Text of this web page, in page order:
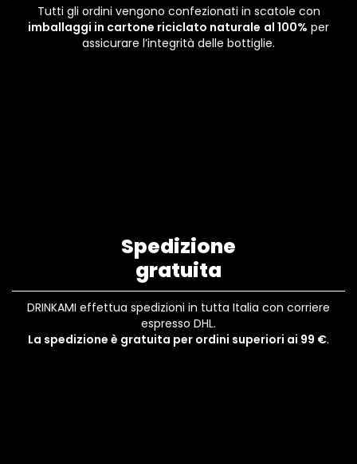
Tutti gli ordini vengono confezionati in scatole con
imballaggi in cartone riciclato naturale al 100% per
assicurare l’integrità delle bottiglie.
Spedizione
gratuita
DRINKAMI effettua spedizioni in tutta Italia con corriere
espresso DHL.
La spedizione è gratuita per ordini superiori ai 99 €.